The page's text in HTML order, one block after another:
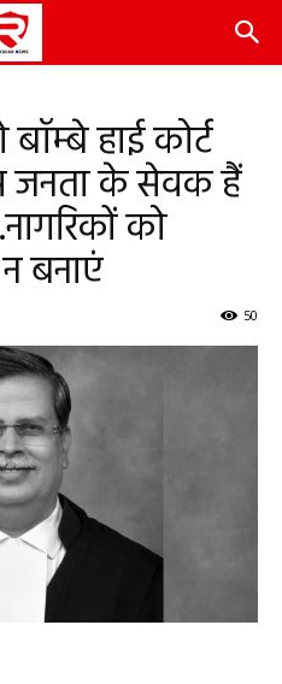
हाई कोर्ट
जनता के सेवक हैं
को
बनाएं
50